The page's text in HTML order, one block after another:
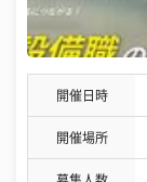
開催日時
開催場所